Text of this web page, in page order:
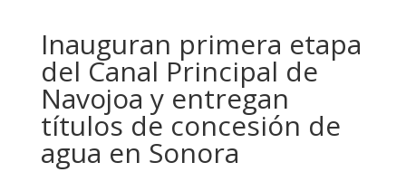
Inauguran primera etapa
del Canal Principal de
Navojoa y entregan
títulos de concesión de
agua en Sonora